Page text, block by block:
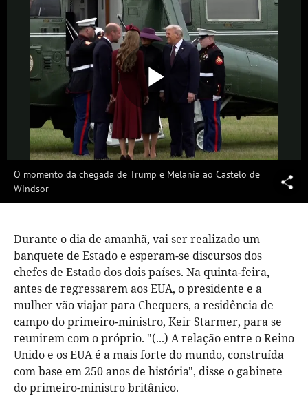
Vídeo
O momento da chegada de Trump e Melania ao Castelo de
Windsor
Durante o dia de amanhã, vai ser realizado um
banquete de Estado e esperam-se discursos dos
chefes de Estado dos dois países. Na quinta-feira,
antes de regressarem aos EUA, o presidente e a
mulher vão viajar para Chequers, a residência de
campo do primeiro-ministro, Keir Starmer, para se
reunirem com o próprio. "(...) A relação entre o Reino
Unido e os EUA é a mais forte do mundo, construída
com base em 250 anos de história", disse o gabinete
do primeiro-ministro britânico.